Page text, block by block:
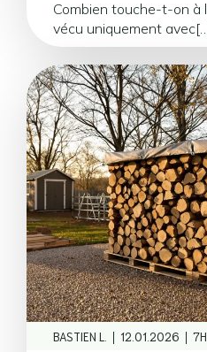
Combien touche-t-on à
vécu uniquement
BASTIEN L. | 12.01.2026 |